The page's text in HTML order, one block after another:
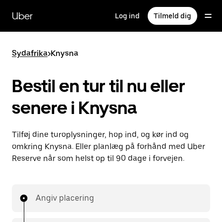
hovedindhold
Uber Log ind Tilmeld dig
Sydafrika>Knysna
Bestil en tur til nu eller
senere i Knysna
Tilføj dine turoplysninger, hop ind, og kør ind og
omkring Knysna. Eller planlæg på forhånd med Uber
Reserve når som helst op til 90 dage i forvejen.
Angiv placering